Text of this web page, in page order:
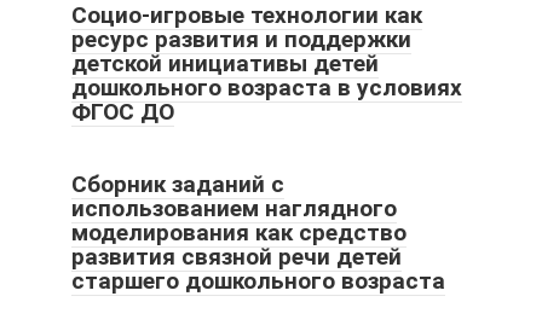
Социо-игровые технологии как
ресурс развития и поддержки
детской инициативы детей
дошкольного возраста в условиях
ФГОС ДО
Сборник заданий с
использованием наглядного
моделирования как средство
развития связной речи детей
старшего дошкольного возраста